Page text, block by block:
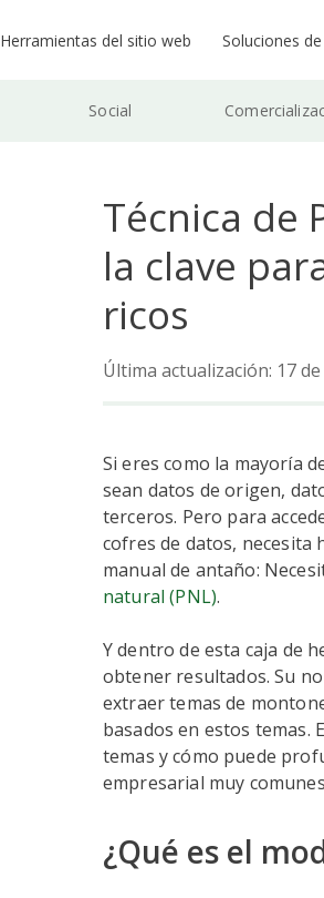
Herramientas del sitio web Soluciones
Social
Técnica de
la clave
ricos
Última actualización: 17
Si eres como la mayoría
sean datos de origen,
terceros. Pero para
cofres de datos, necesita
manual de antaño:
natural (PNL).
Y dentro de esta caja de
obtener resultados. Su
extraer temas de
basados en estos temas.
temas y cómo puede
empresarial muy
¿Qué es el